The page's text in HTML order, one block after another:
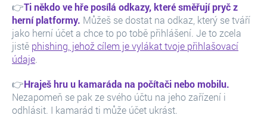
👉Ti někdo ve hře posílá odkazy, které směřují pryč z
herní platformy. Můžeš se dostat na odkaz, který se tváří
jako herní účet a chce to po tobě přihlášení. Je to zcela
jistě phishing, jehož cílem je vylákat tvoje přihlašovací
údaje.
👉Hraješ hru u kamaráda na počítači nebo mobilu.
Nezapomeň se pak ze svého účtu na jeho zařízení i
odhlásit. I kamarád ti může účet ukrást.